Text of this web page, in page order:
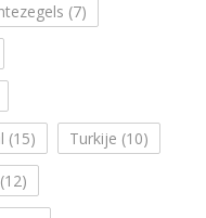
(7)
(15) Turkije (10)
(12)